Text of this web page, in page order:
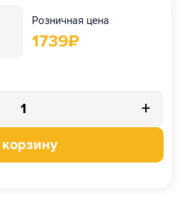
Розничная цена
1739₽
+